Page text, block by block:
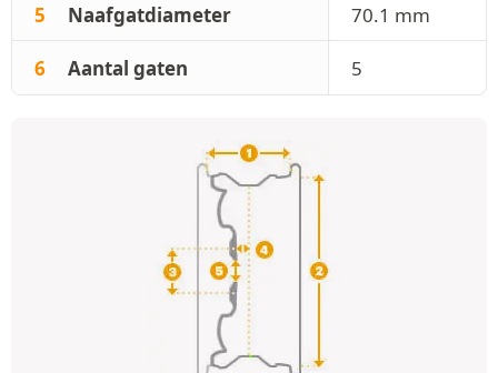
5 Naafgatdiameter 70.1 mm
6 Aantal gaten 5